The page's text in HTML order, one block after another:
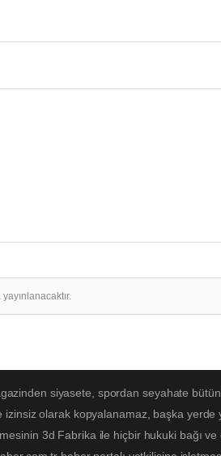
siyasete, spordan seyahate
izinsiz olarak kopyalanamaz, başka
3d Fabrika ile hiçbir hukuki bağı